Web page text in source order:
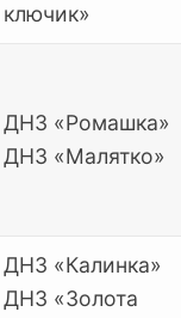
ключик»
ДНЗ «Ромашка»
ДНЗ «Малятко»
ДНЗ «Калинка»
ДНЗ «Золота